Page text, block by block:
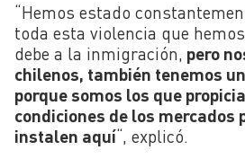
“Hemos estado
toda esta violencia que
debe a la inmigración, pero
chilenos, también tenemos
porque somos los que
condiciones de los mercados
instalen aquí“, explicó.